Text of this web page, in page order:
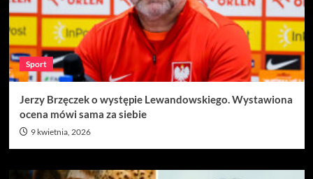
Sport
Jerzy Brzęczek o występie Lewandowskiego. Wystawiona
ocena mówi sama za siebie
9 kwietnia, 2026